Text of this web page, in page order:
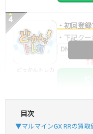
・初回登
・下記ク
DNGBIF4X
↑
・新規登録
目次
▼マルマインGX RRの買取